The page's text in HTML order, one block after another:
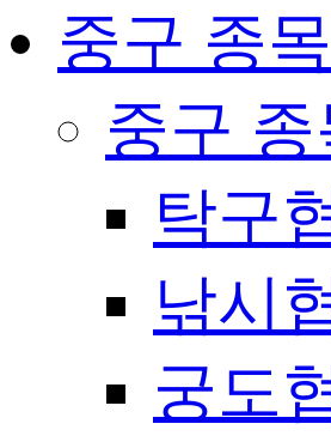
중구 종
중구
탁구
낚시
궁도